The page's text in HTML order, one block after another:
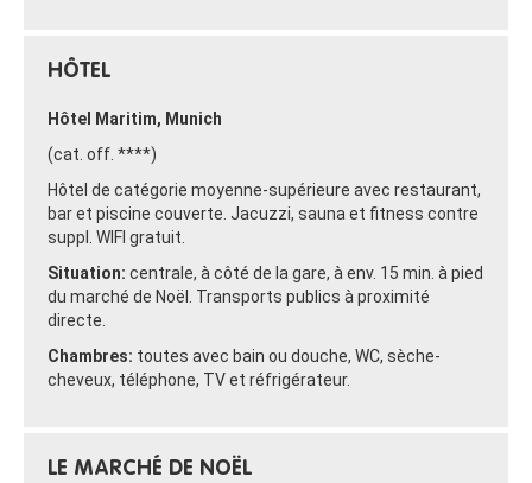
HÔTEL
Hôtel Maritim, Munich
(cat. off. ****)
Hôtel de catégorie moyenne-supérieure avec restaurant,
bar et piscine couverte. Jacuzzi, sauna et fitness contre
suppl. WIFI gratuit.
Situation: centrale, à côté de la gare, à env. 15 min. à pied
du marché de Noël. Transports publics à proximité
directe.
Chambres: toutes avec bain ou douche, WC, sèche-
cheveux, téléphone, TV et réfrigérateur.
LE MARCHÉ DE NOËL